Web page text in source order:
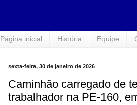
Página inicial História Equipe
sexta-feira, 30 de janeiro de 2026
Caminhão carregado de
trabalhador na PE-160,